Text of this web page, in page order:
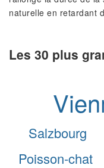
naturelle en retardant
Les 30 plus
Salzbourg
Poisson-chat